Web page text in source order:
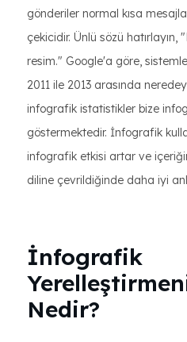
gönderiler normal kısa
çekicidir. Ünlü sözü
resim." Google'a göre,
2011 ile 2013 arasında
infografik istatistikler bize
göstermektedir. İnfografik
infografik etkisi artar ve
diline çevrildiğinde daha iyi
İnfografik
Nedir?